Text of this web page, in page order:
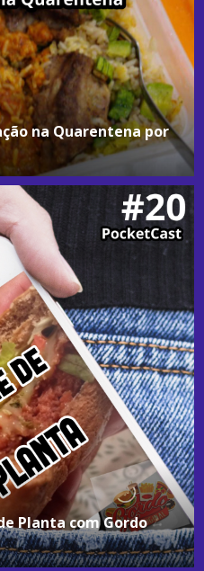
na Quarentena por
Planta com Gordo